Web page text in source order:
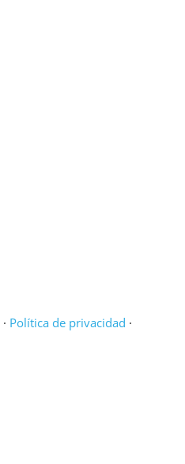
· Política de privacidad ·